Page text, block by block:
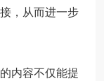
，从而进一步
内容不仅能提